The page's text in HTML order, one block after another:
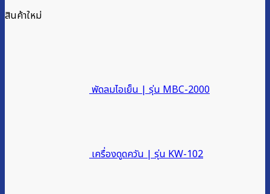
สินค้าใหม่
พัดลมไอเย็น | รุ่น MBC-2000
เครื่องดูดควัน | รุ่น KW-102